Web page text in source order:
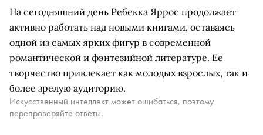
На сегодняшний день Ребекка Яррос продолжает
активно работать над новыми книгами, оставаясь
одной из самых ярких фигур в современной
романтической и фэнтезийной литературе. Ее
творчество привлекает как молодых взрослых, так и
более зрелую аудиторию.
Искусственный интеллект может ошибаться, поэтому
перепроверяйте ответы.